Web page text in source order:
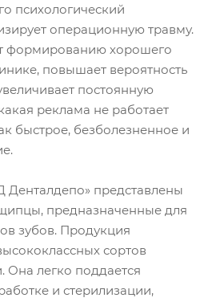
психологический
операционную травму.
формированию хорошего
повышает вероятность
постоянную
реклама не работает
быстрое, безболезненное и
Денталдепо» представлены
предназначенные для
зубов. Продукция
сортов
Она легко поддается
и стерилизации,